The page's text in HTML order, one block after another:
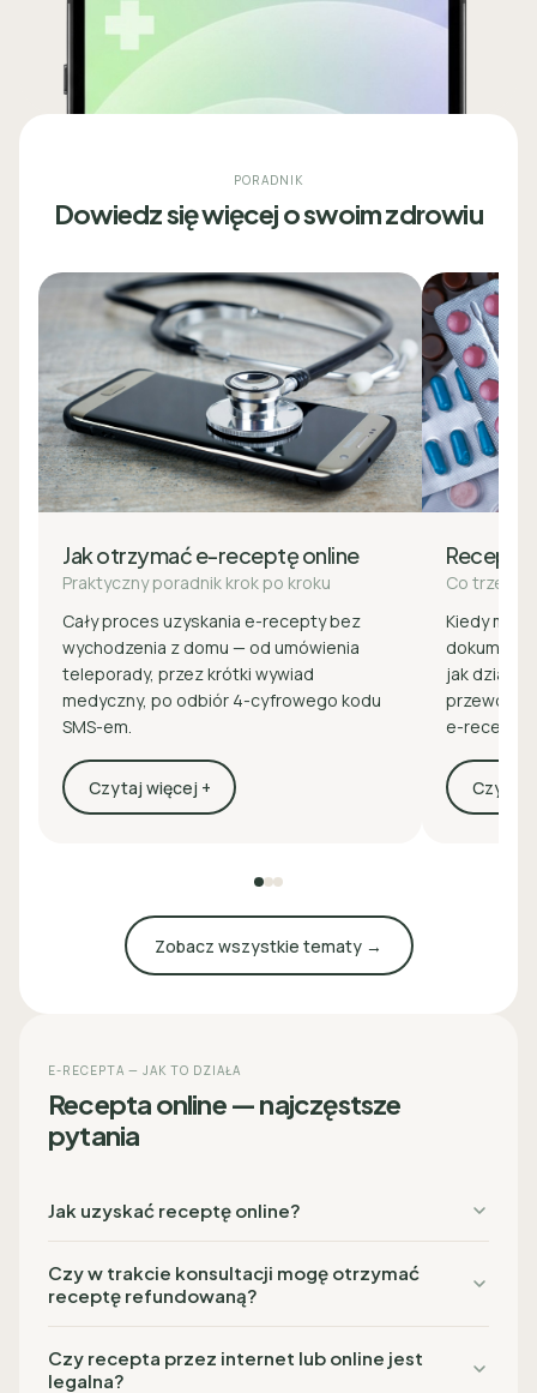
PORADNIK
Dowiedz się więcej o swoim zdrowiu
Jak otrzymać e-receptę online
Praktyczny poradnik krok po kroku
Cały proces uzyskania e-recepty bez
wychodzenia z domu — od umówienia
teleporady, przez krótki wywiad
medyczny, po odbiór 4-cyfrowego kodu
SMS-em.
Czytaj więcej +
Recepta
Co trzeba
Kiedy
jak działa
e-
Czytaj
Zobacz wszystkie tematy →
E-RECEPTA — JAK TO DZIAŁA
Recepta online — najczęstsze
pytania
Jak uzyskać receptę online?
Czy w trakcie konsultacji mogę otrzymać
receptę refundowaną?
Czy recepta przez internet lub online jest
legalna?